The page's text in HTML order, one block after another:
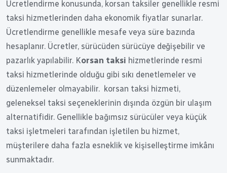
Ücretlendirme konusunda, korsan taksiler genellikle resmi
taksi hizmetlerinden daha ekonomik fiyatlar sunarlar.
Ücretlendirme genellikle mesafe veya süre bazında
hesaplanır. Ücretler, sürücüden sürücüye değişebilir ve
pazarlık yapılabilir. Korsan taksi hizmetlerinde resmi
taksi hizmetlerinde olduğu gibi sıkı denetlemeler ve
düzenlemeler olmayabilir. korsan taksi hizmeti,
geleneksel taksi seçeneklerinin dışında özgün bir ulaşım
alternatifidir. Genellikle bağımsız sürücüler veya küçük
taksi işletmeleri tarafından işletilen bu hizmet,
müşterilere daha fazla esneklik ve kişiselleştirme imkânı
sunmaktadır.